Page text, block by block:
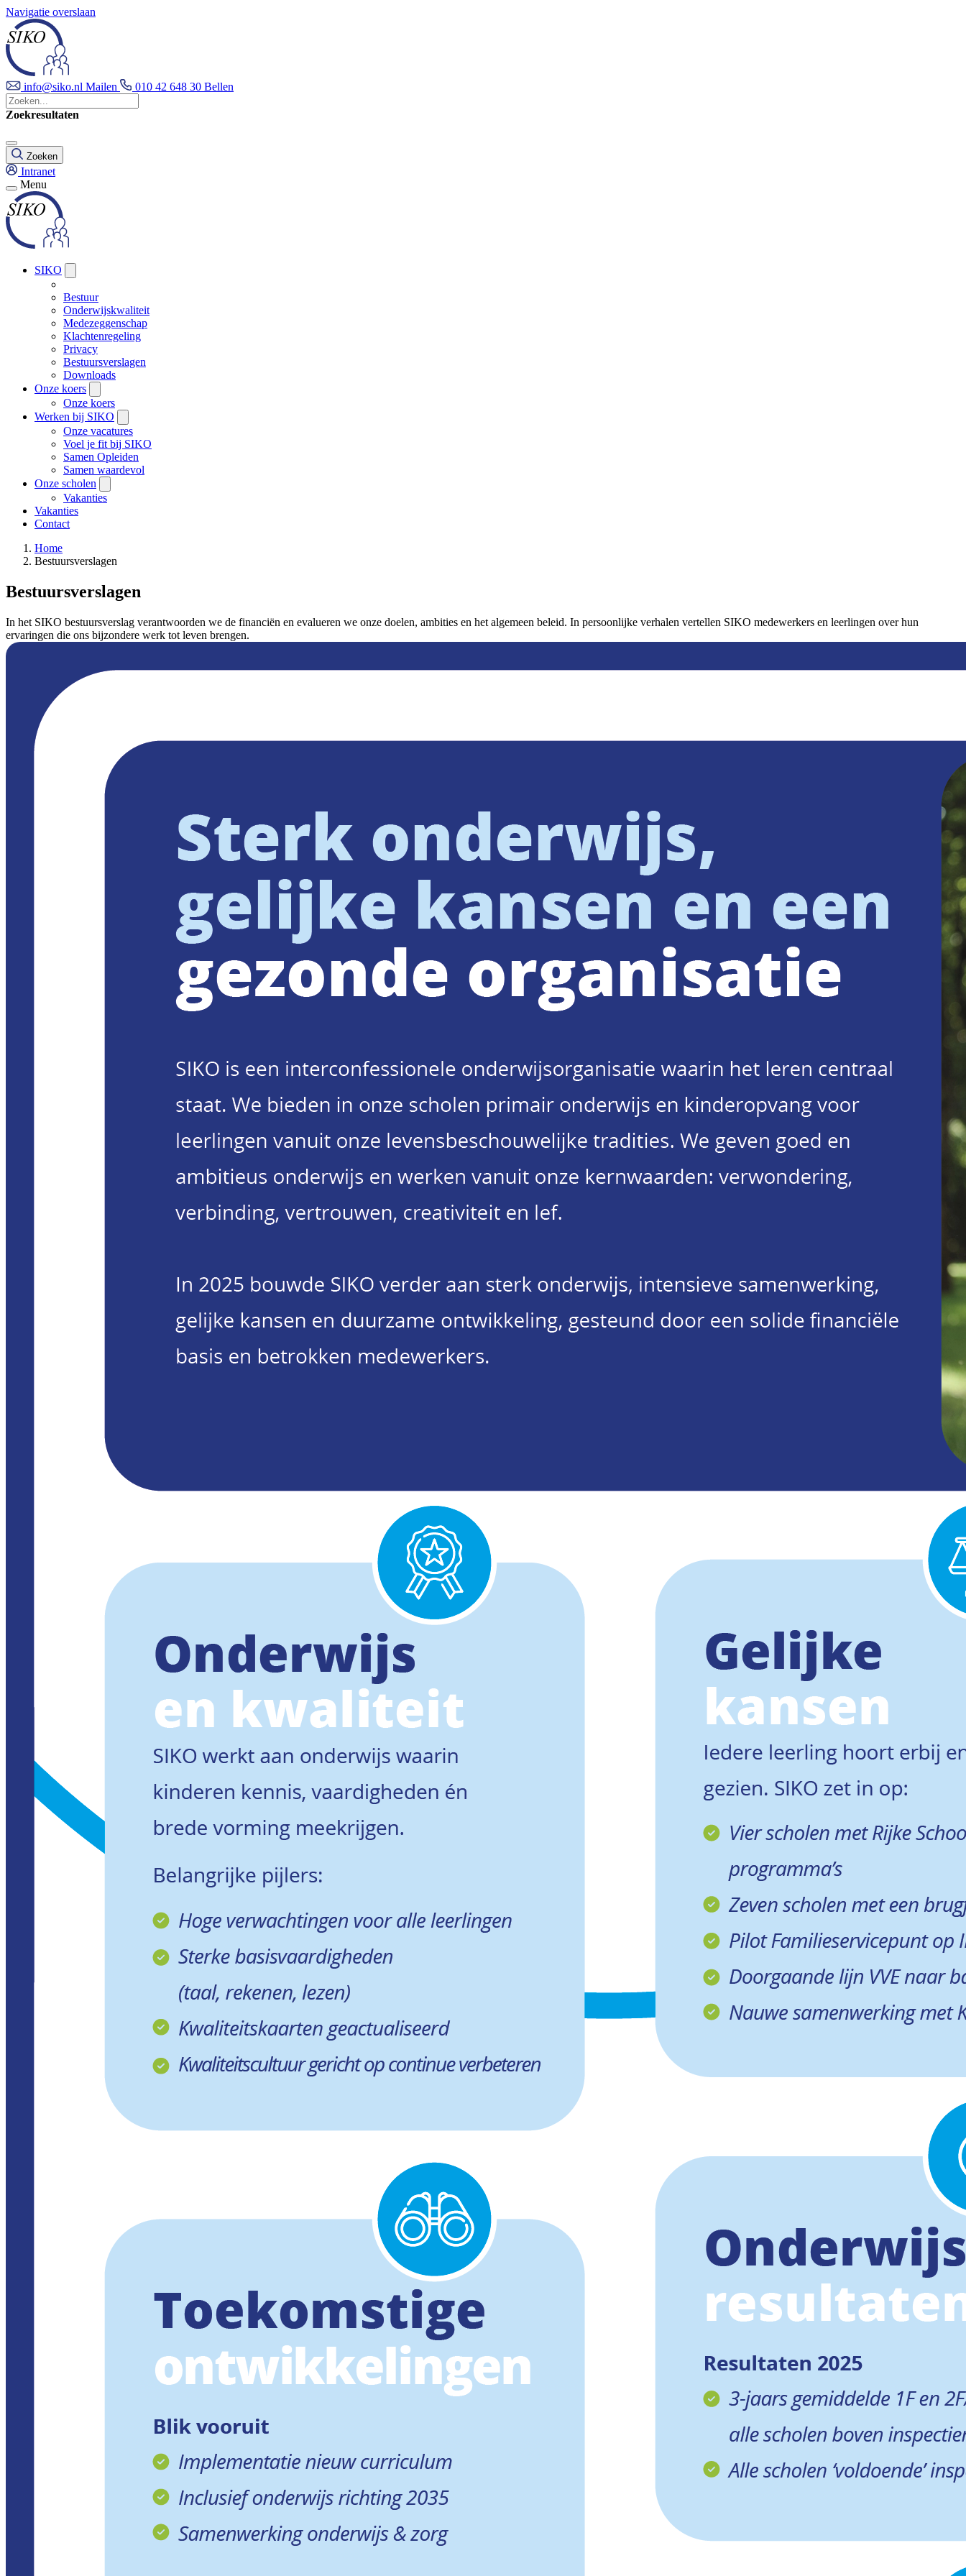
Navigatie overslaan
info@siko.nl Mailen 010 42 648 30 Bellen
Zoekresultaten
Zoeken
Intranet
Menu
SIKO
Bestuur
Onderwijskwaliteit
Medezeggenschap
Klachtenregeling
Privacy
Bestuursverslagen
Downloads
Onze koers
Onze koers
Werken bij SIKO
Onze vacatures
Voel je fit bij SIKO
Samen Opleiden
Samen waardevol
Onze scholen
Vakanties
Vakanties
Contact
Home
Bestuursverslagen
Bestuursverslagen
In het SIKO bestuursverslag verantwoorden we de financiën en evalueren we onze doelen, ambities en het algemeen beleid. In persoonlijke verhalen vertellen SIKO medewerkers en leerlingen over hun
ervaringen die ons bijzondere werk tot leven brengen.